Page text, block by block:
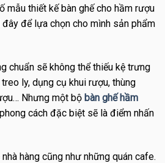
mẫu thiết kế bàn ghế cho hầm rượu
để lựa chọn cho mình sản phẩm
chuẩn sẽ không thể thiếu kệ trưng
ly, dụng cụ khui rượu, thùng
Nhưng một bộ bàn ghế hầm
cách đặc biệt sẽ là điểm nhấn
hàng cũng như những quán cafe.